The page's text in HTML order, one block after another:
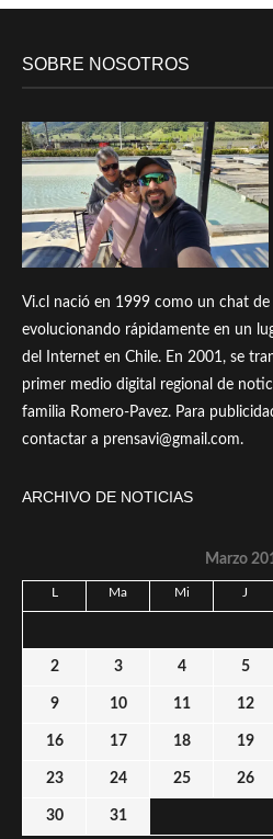
SOBRE NOSOTROS
Vi.cl nació en 1999 como un chat de
evolucionando rápidamente en un
del Internet en Chile. En 2001, se
primer medio digital regional de
familia Romero-Pavez. Para
contactar a prensavi@gmail.com.
ARCHIVO DE NOTICIAS
Marzo
L Ma Mi J
2 3 4 5
9 10 11 12
16 17 18 19
23 24 25 26
30 31